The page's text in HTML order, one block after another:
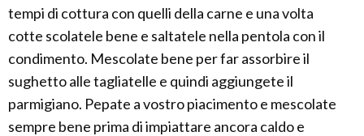
tempi di cottura con quelli della carne e una volta
cotte scolatele bene e saltatele nella pentola con il
condimento. Mescolate bene per far assorbire il
sughetto alle tagliatelle e quindi aggiungete il
parmigiano. Pepate a vostro piacimento e mescolate
sempre bene prima di impiattare ancora caldo e